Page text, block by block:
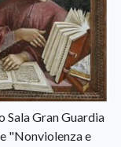
Sala Gran Guardia
"Nonviolenza e